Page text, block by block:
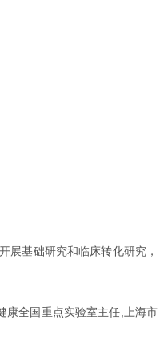
展基础研究和临床转化研究，
康全国重点实验室主任,上海市